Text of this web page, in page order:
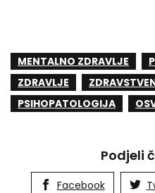
MENTALNO ZDRAVLJE
ZDRAVLJE
PSIHOPATOLOGIJA
Podjeli
Facebook